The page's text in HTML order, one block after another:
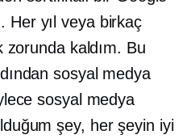
Her yıl veya birkaç
zorunda kaldım. Bu
sosyal medya
sosyal medya
şey, her şeyin iyi